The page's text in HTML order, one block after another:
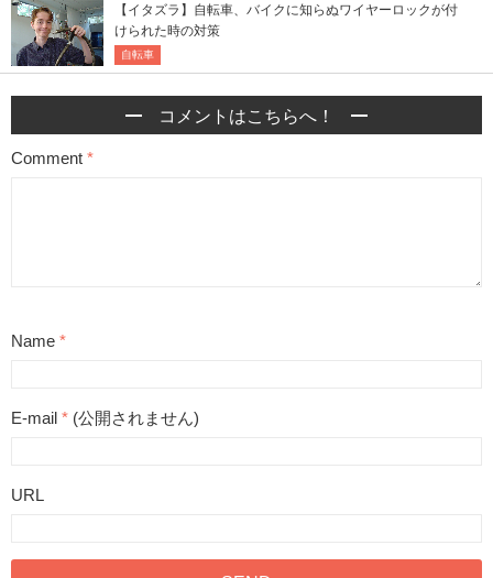
【イタズラ】自転車、バイクに知らぬワイヤーロックが付
けられた時の対策
自転車
コメントはこちらへ！
Comment *
Name *
E-mail * (公開されません)
URL